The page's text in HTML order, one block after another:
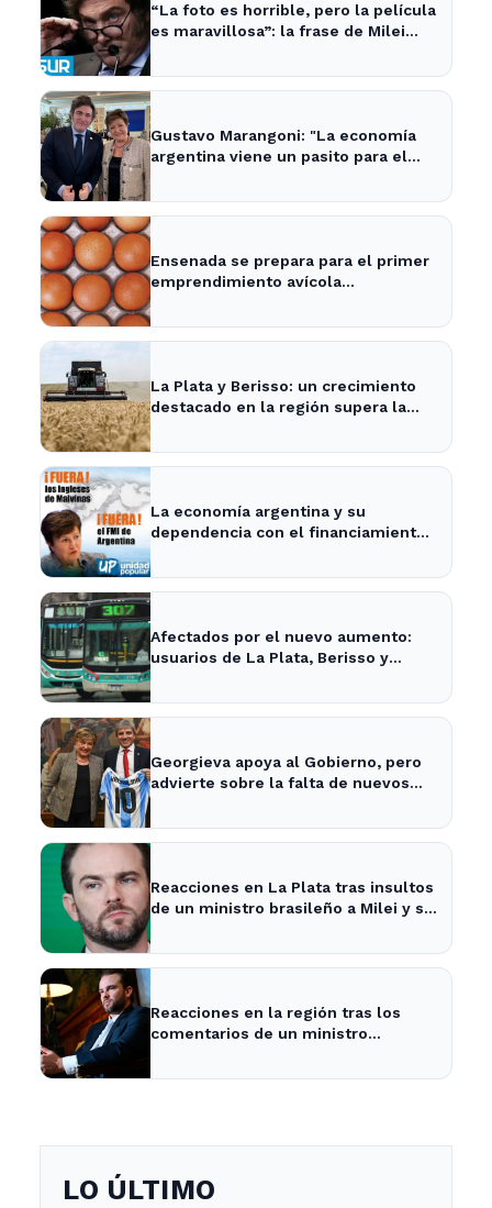
“La foto es horrible, pero la película
es maravillosa”: la frase de Milei
generó impacto - ADNSUR
Gustavo Marangoni: "La economía
argentina viene un pasito para el
Xuxa" - Radio Continental
Ensenada se prepara para el primer
emprendimiento avícola
La Plata y Berisso: un crecimiento
destacado en la región supera la
La economía argentina y su
dependencia con el financiamiento
Afectados por el nuevo aumento:
usuarios de La Plata, Berisso y
altas en el transporte público
Georgieva apoya al Gobierno, pero
advierte sobre la falta de nuevos
Reacciones en La Plata tras insultos
de un ministro brasileño a Milei y su
Reacciones en la región tras los
comentarios de un ministro
argentina
LO ÚLTIMO